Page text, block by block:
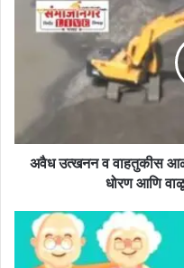
उत्खनन
घालण्याकरिता
गौण
खनिज
धोरण
धोरण
जाहीर
करणार
अवैध उत्खनन व वाहतुकीस
धोरण आणि
कर्मचाऱ्यांच्या
सेवानिवृत्तीवेतनात